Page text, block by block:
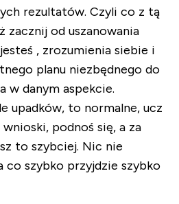
rezultatów. Czyli co z tą
zacznij od uszanowania
, zrozumienia siebie i
planu niezbędnego do
w danym aspekcie.
upadków, to normalne, ucz
podnoś się, a za
to szybciej. Nic nie
co szybko przyjdzie szybko